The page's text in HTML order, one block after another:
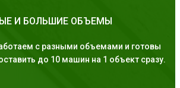
И БОЛЬШИЕ ОБЪЕМЫ
с разными объемами и готовы
до 10 машин на 1 объект сразу.